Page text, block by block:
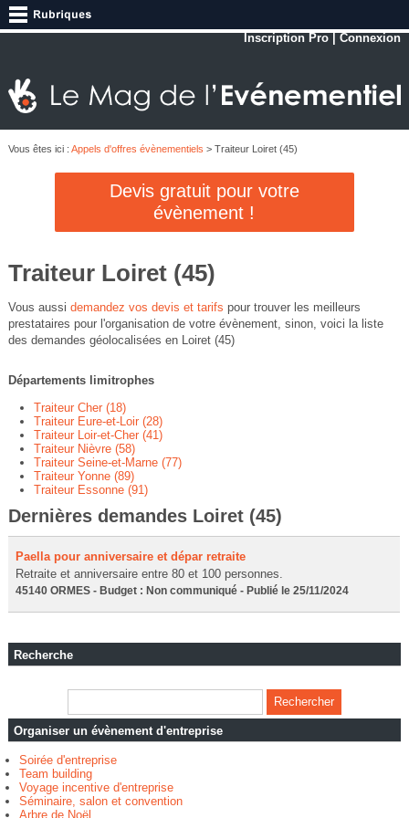
Inscription Pro |Connexion
Vous êtes ici : Appels d'offres évènementiels > Traiteur Loiret (45)
Devis gratuit pour votre
évènement !
Traiteur Loiret (45)
Vous aussi demandez vos devis et tarifs pour trouver les meilleurs
prestataires pour l'organisation de votre évènement, sinon, voici la liste
des demandes géolocalisées en Loiret (45)
Départements limitrophes
Traiteur Cher (18)
Traiteur Eure-et-Loir (28)
Traiteur Loir-et-Cher (41)
Traiteur Nièvre (58)
Traiteur Seine-et-Marne (77)
Traiteur Yonne (89)
Traiteur Essonne (91)
Dernières demandes Loiret (45)
Paella pour anniversaire et dépar retraite
Retraite et anniversaire entre 80 et 100 personnes.
45140 ORMES - Budget : Non communiqué - Publié le 25/11/2024
Recherche
Organiser un évènement d'entreprise
Soirée d'entreprise
Team building
Voyage incentive d'entreprise
Séminaire, salon et convention
Arbre de Noël